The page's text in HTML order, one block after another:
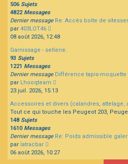
506 Sujets
4822Messages
Dernier message Re: Accès boîte de
par 403LOT46
le
message
08 août 2026, 12:48
Garnissage - sellerie.
93 Sujets
1221 Messages
Dernier message Différence tapis-moquette
par Lhooqteam
le
message
23 juil. 2026, 15:13
Accessoires et divers (calandres,
Tout ce qui touche les Peugeot 203,
148 Sujets
1610Messages
Dernier message Re: Poids admissible
par latracbar
le
dernier
06 août 2026, 10:27